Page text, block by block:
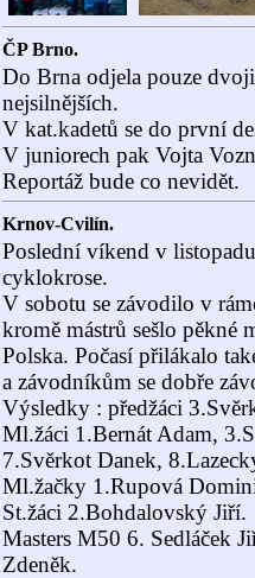
ČP Brno.
Do Brna odjela pouze
nejsilnějších.
V kat.kadetů se do první
V juniorech pak Vojta
Reportáž bude co nevidět.
Krnov-Cvilín.
Poslední víkend v
cyklokrose.
V sobotu se závodilo v
kromě mástrů sešlo pěkné
Polska. Počasí přilákalo
a závodníkům se dobře
Výsledky : předžáci
Ml.žáci 1.Bernát Adam,
7.Svěrkot Danek,
Ml.žačky 1.Rupová
St.žáci 2.Bohdalovský Jiří.
Masters M50 6. Sedláček
Zdeněk.